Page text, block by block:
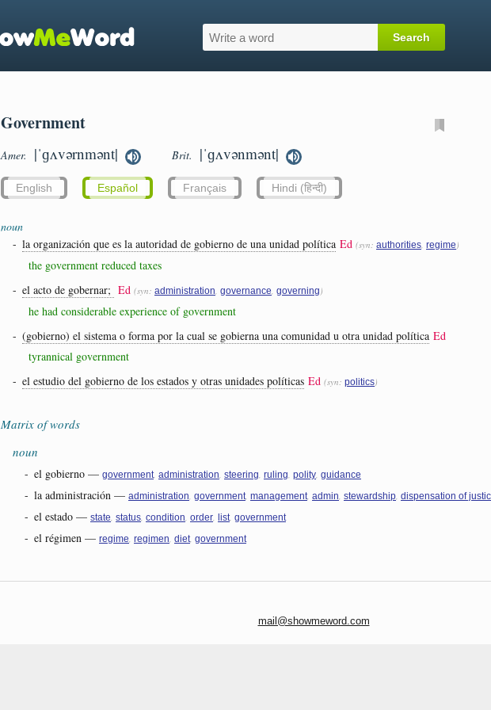
Government
Amer. |ˈɡʌvərnmənt| Brit. |ˈɡʌvənmənt|
English Español Français Hindi (हिन्दी)
noun
- la organización que es la autoridad de gobierno de una unidad política Ed (syn: authorities, regime)
the government reduced taxes
- el acto de gobernar; Ed (syn: administration, governance, governing)
he had considerable experience of government
- (gobierno) el sistema o forma por la cual se gobierna una comunidad u otra unidad política Ed
tyrannical government
- el estudio del gobierno de los estados y otras unidades políticas Ed (syn: politics)
Matrix of words
noun
- el gobierno — government, administration, steering, ruling, polity, guidance
- la administración — administration, government, management, admin, stewardship, dispensation of
- el estado — state, status, condition, order, list, government
- el régimen — regime, regimen, diet, government
mail@showmeword.com